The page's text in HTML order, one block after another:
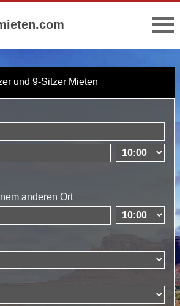
und 9-Sitzer Mieten
anderen Ort